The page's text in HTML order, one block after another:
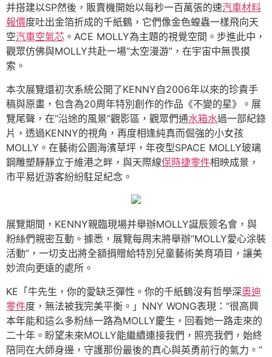
并搭建以SP然後，販賣機開始以每秒一百萬張的速汽車材料
報價度吐出金箔折成的千紙鶴，它們像金色蝗蟲一樣飛向天
空汽車空氣芯 。ACE MOLLY為主題的視覺空間。步進此中，
觀眾仿佛與MOLLY共赴一場“太空漫游”，在宇宙中無畏摸
索。
本次展覽還初次系統公開了KENNY自2006年以來的珍貴手
稿與原畫，包含為20周年特別創作的作品《不變的星》。展
覽尾聲，在“沿途的風景”觀影區，觀眾們通水箱水過一部紀錄
片，透過KENNY的視角，再度相逢純真而倔強的小女孩
MOLLY。在藝術公園海濱草坪，年夜型SPACE MOLLY玻璃
鋼雕塑靜靜立于維港之畔，與天際線保時捷零件相映成景，
市平易近游客紛紛駐足紀念。
展覽期間，KENNY親臨現場并舉辦MOLLY誕辰簽名會，與
粉絲們親密互動。據悉，展覽每周末將舉辦“MOLLY愛心涂裝
活動”，一切支出將全額捐贈給特別兒童藝術美育項目，讓美
妙流向更遠的處所。
KE「牛先生，你的愛缺乏彈性。你的千紙鶴沒有哲學深奧迪
零件度，無法被我完美平衡。」NNY WONG表現：“很高興
本年能和這么多粉絲一路為MOLLY慶生，回看她一路走來的
二十年。盼望未來MOLLY能繼續連接我們，照亮我們，始終
陪同在大師身邊，守護那份最後的真心與英勇前行的氣力。”